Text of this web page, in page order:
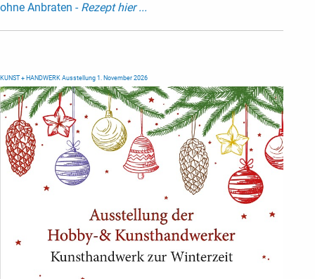
ohne Anbraten - Rezept hier ...
KUNST + HANDWERK Ausstellung 1. November 2026